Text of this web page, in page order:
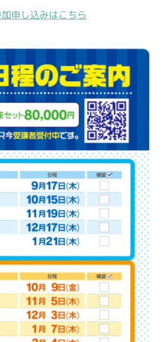
申し込みはこちら